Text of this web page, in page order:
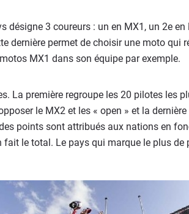
désigne 3 coureurs : un en MX1, un 2e
dernière permet de choisir une moto qui
MX1 dans son équipe par exemple.
La première regroupe les 20 pilotes les
le MX2 et les « open » et la
points sont attribués aux nations en
fait le total. Le pays qui marque le plus de